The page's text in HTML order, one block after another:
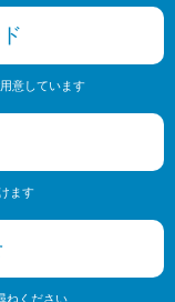
意しています
ます
ねください